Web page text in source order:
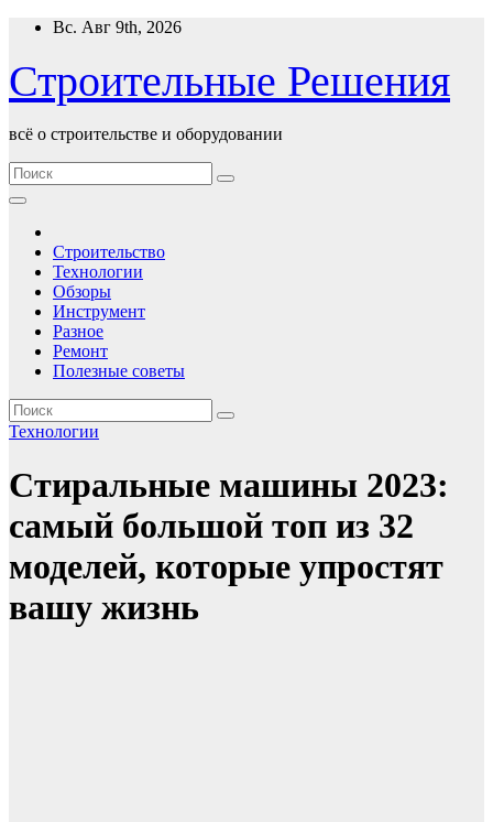
Перейти
содержимому
Вс. Авг 9th, 2026
Строительные Решения
всё о строительстве и оборудовании
Строительство
Технологии
Обзоры
Инструмент
Разное
Ремонт
Полезные советы
Технологии
Стиральные машины 2023:
самый большой топ из 32
моделей, которые упростят
вашу жизнь